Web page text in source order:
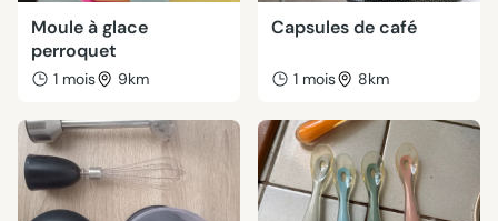
Moule à glace
perroquet
1 mois 9km
Capsules de café
1 mois 8km